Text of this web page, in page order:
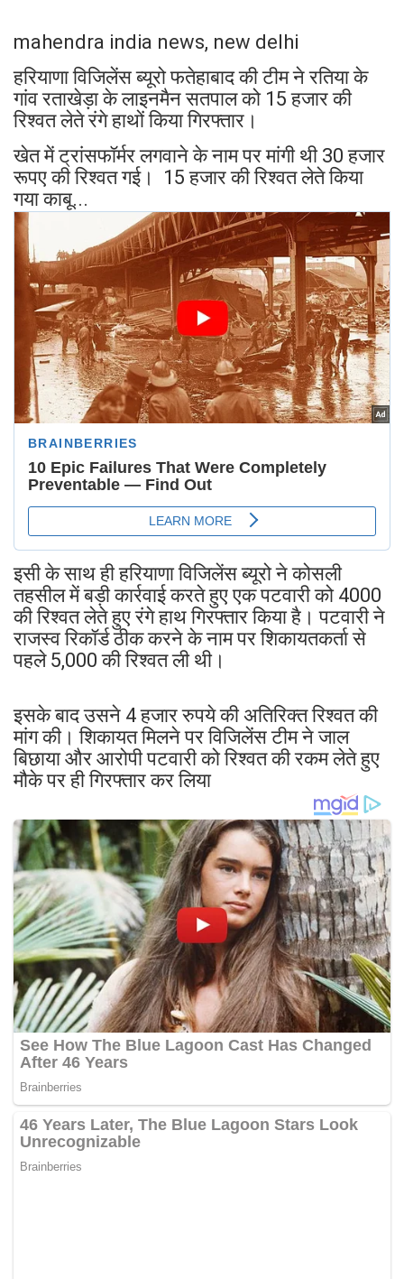
mahendra india news, new delhi
हरियाणा विजिलेंस ब्यूरो फतेहाबाद की टीम ने रतिया के
गांव रताखेड़ा के लाइनमैन सतपाल को 15 हजार की
रिश्वत लेते रंगे हाथों किया गिरफ्तार।
खेत में ट्रांसफॉर्मर लगवाने के नाम पर मांगी थी 30 हजार
रूपए की रिश्वत गई। 15 हजार की रिश्वत लेते किया
गया काबू...
इसी के साथ ही हरियाणा विजिलेंस ब्यूरो ने कोसली
तहसील में बड़ी कार्रवाई करते हुए एक पटवारी को 4000
की रिश्वत लेते हुए रंगे हाथ गिरफ्तार किया है। पटवारी ने
राजस्व रिकॉर्ड ठीक करने के नाम पर शिकायतकर्ता से
पहले 5,000 की रिश्वत ली थी।
इसके बाद उसने 4 हजार रुपये की अतिरिक्त रिश्वत की
मांग की। शिकायत मिलने पर विजिलेंस टीम ने जाल
बिछाया और आरोपी पटवारी को रिश्वत की रकम लेते हुए
मौके पर ही गिरफ्तार कर लिया